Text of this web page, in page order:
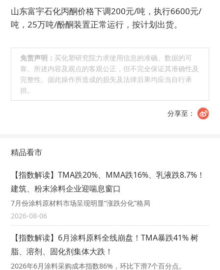
山东富宇石化丙酮价格下调200元/吨，执行6600元/
吨，25万吨/酚酮装置正常运行，按计划出货。
免责声明： 买化塑研究院力求使用信息的准确、数据的可
靠、所述内容及观点的客观公正，但不完全保证其准确性及
完整性。据此操作所造成的损失及法律后果均应当自行承
担。
分享至：
精品看市
【指数解读】TMA跌20%、MMA跌16%、乳液跌8.7%！
建筑、粉末涂料企业迎喘息窗口
7月份涂料原材料市场呈现明显“涨跌分化”格局
2026-08-06
【指数解读】6月涂料原料全线崩盘！TMA暴跌41% 树
脂、溶剂、固化剂集体大跌！
2026年6月涂料采购成本指数86%，环比下滑7个百分点。